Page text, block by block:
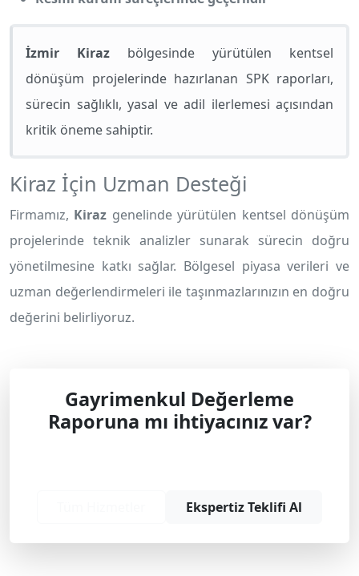
İzmir Kiraz bölgesinde yürütülen kentsel
dönüşüm projelerinde hazırlanan SPK raporları,
sürecin sağlıklı, yasal ve adil ilerlemesi açısından
kritik öneme sahiptir.
Kiraz İçin Uzman Desteği
Firmamız, Kiraz genelinde yürütülen kentsel dönüşüm
projelerinde teknik analizler sunarak sürecin doğru
yönetilmesine katkı sağlar. Bölgesel piyasa verileri ve
uzman değerlendirmeleri ile taşınmazlarınızın en doğru
değerini belirliyoruz.
Gayrimenkul Değerleme
Raporuna mı ihtiyacınız var?
Ekspertiz Teklifi Al